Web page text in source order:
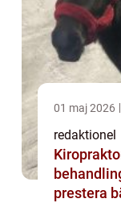
01 maj 2026
redaktionel
Kiropraktor häst
prestera